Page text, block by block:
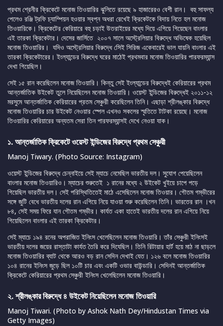
প্রথম শ্রেনীর ক্রিকেটে মনোজ তিওয়ারির ঝুলিতে রয়েছে ৯ হাজারেরও বেশী রান। বহু সাফল্য
পেলেও রঞ্জি ট্রফি চ্যাম্পিয়ন হওয়ার স্বপ্ন অধরা রেখেই ক্রিকেটকে বিদায় নিতে হল মনোজ
তিওয়ারিকে। ক্রিকেটের কেরিয়ারে বহু চড়াই উতরাইয়ের মধ্যে দিয়ে এগিয়ে গিয়েছেন বাংলার
এই তারকা ক্রিকেটার। দেসের জার্সিতে ২০০৭ সালে অস্ট্রেলিয়ার বিরুদ্ধে অভিষেক হয়েছিল
মনোজ তিওয়ারির। যদিও অস্ট্রেলিয়ার বিরুদ্ধে সেিই সিরিজ একেবারেই ভাল যায়নি বাংলার এই
তারকা ক্রিকেটারের। ইংল্যান্ডের বিরুদ্ধে ঘরের মাঠেই প্রথমবার মনোজ তিওয়ারির পারফরম্যান্স
দেখা গিয়েছিল।
সেই ১৫ রান করেছিলেন মনোজ তিওয়ারি। কিন্তু সেই ইংল্যান্ডের বিরুদ্ধেই কেরিয়ারের প্রথম
আন্তর্জাতিক উইকেট তুলে নিয়েছিলেন মনোজ তিওয়ারি। ওয়েস্ট ইন্ডিজের বিরুদ্ধেই ২০১১-১২
মরসুমে আন্তর্জাতিক কেরিয়ারের প্রতম সেঞ্চুরী করেছিলেন তিনি। এছাড়া শ্রীলঙ্কার বিরুদ্ধে
মনোজ তিওয়ারির চার উইকেট নেওয়ার স্পেল এখনও সকলের স্মৃতিতে টাটকা রয়েছে। মনোজ
তিওয়ারির কেরিয়ারের অন্যতম সেরা তিন পারফরম্যান্সই দেখে নেওয়া যাক।
১. আন্তর্জাতিক ক্রিকেটে ওয়েস্ট ইন্ডিজের বিরুদ্ধে প্রথম সেঞ্চুরী
Manoj Tiwary. (Photo Source: Instagram)
ওয়েস্ট ইন্ডিজের বিরুদ্ধে চেন্নাইয়ে সেই ম্যাচে নেমেছিল ভারতীয় দল। সুযোগ পেয়েছিলেন
বাংলার মনোজ তিওয়ারিও। ম্যাচের শুরুতেই ১ রানের মধ্যে ২ উইকেট খুইয়ে চাপে পড়ে
গিয়েছিল ভারতীয় দল। সেই পরিস্থিতিতেই মাঠে এসেছিলেন মনোজ তিওয়ার। গৌতম গম্ভীরের
সঙ্গে জুটি বেধে ভারতীয় দলের রান এগিয়ে নিয়ে যাওয়া শুরু করেছিলেন তিনি। ভারতের রান ।খন
৮৪, সেই সময় ফিরে যান গৌতম গম্ভীর। কার্যত একা হাতেই ভারতীয় দলের রান এগিয়ে নিয়ে
গিয়েছিলেন বাংলার এই তারকা ক্রিকেটার।
সেই ম্যাচে ১৯৪ রনের অপরাজিত ইনিংস খেলেছিলেন মনোজ তিওয়ারি। তাঁর সেঞ্চুরী ইনিংসই
ভারতীয় দলের জয়ের রাস্তাটা কার্যত তৈরি করে দিযেছিল। তিনি রিটায়ার হার্ট হয়ে মাঠ না ছাড়লে
মনোজ তিওয়ারির ব্যাট থেকে আরও বড় রান সেদিন দেখাই যেত। ১২৬ বলে মনোজ তিওয়ারির
১০৪ রানের ইনিংস জুড়ে ছিল ১০টি চার এবং একটি ওভার বাউন্ডারি। সেদিনই আন্তর্জাতিক
ক্রিকেটে কেরিয়ারের প্রথম সেঞ্চুরী ইনিংস খেলেছিলেন মনোজ তিওয়ারি।
২. শ্রীলঙ্কার বিরুদ্ধে ৪ উইকেট নিয়েছিলেন মনোজ তিওয়ারি
Manoj Tiwari. (Photo by Ashok Nath Dey/Hindustan Times via
Getty Images)